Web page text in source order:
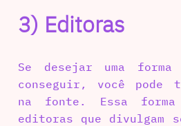
3) Editoras
Se desejar uma
conseguir, você pode
na fonte. Essa
editoras que divulgam